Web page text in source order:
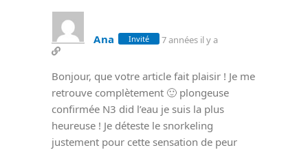
Ana Invité 7 années il y a
Bonjour, que votre article fait plaisir ! Je me
retrouve complètement 🙂 plongeuse
confirmée N3 did l’eau je suis la plus
heureuse ! Je déteste le snorkeling
justement pour cette sensation de peur